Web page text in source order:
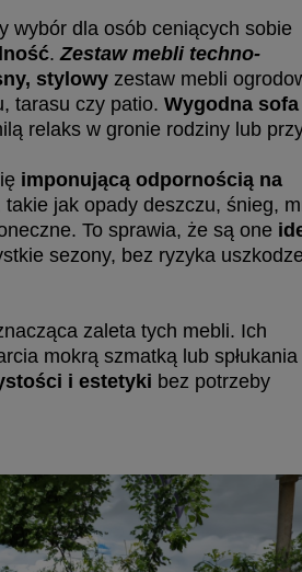
wybór dla osób ceniących sobie
.Zestaw mebli techno-
stylowy zestaw mebli
tarasu czy patio. Wygodna
relaks w gronie rodziny lub
imponującą odpornością na
takie jak opady deszczu, śnieg,
To sprawia, że są one
sezony, bez ryzyka
zaleta tych mebli. Ich
mokrą szmatką lub spłukania
i estetyki bez potrzeby